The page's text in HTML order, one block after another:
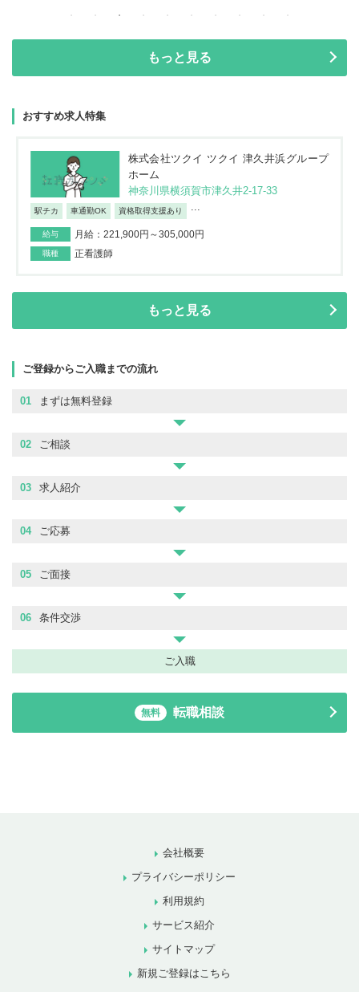
もっと見る
おすすめ求人特集
株式会社ツクイ ツクイ 津久井浜グループ
ホーム
神奈川県横須賀市津久井2-17-33
駅チカ 車通勤OK 資格取得支援あり ...
給与 月給：221,900円～305,000円
職種 正看護師
もっと見る
ご登録からご入職までの流れ
01 まずは無料登録
02 ご相談
03 求人紹介
04 ご応募
05 ご面接
06 条件交渉
ご入職
無料 転職相談
会社概要
プライバシーポリシー
利用規約
サービス紹介
サイトマップ
新規ご登録はこちら